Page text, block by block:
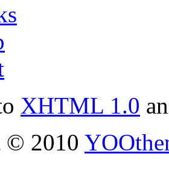
XHTML 1.0
© 2010